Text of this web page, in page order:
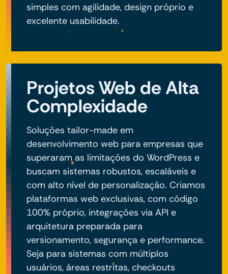
simples com agilidade, design próprio e
excelente usabilidade.
Projetos Web de Alta
Complexidade
Soluções tailor-made em
desenvolvimento web para empresas que
superaram as limitações do WordPress e
buscam sistemas robustos, escaláveis e
com alto nível de personalização. Criamos
plataformas web exclusivas, com código
100% próprio, integrações via API e
arquitetura preparada para
versionamento, segurança e performance.
Seja para sistemas com múltiplos
usuários, áreas restritas, checkouts